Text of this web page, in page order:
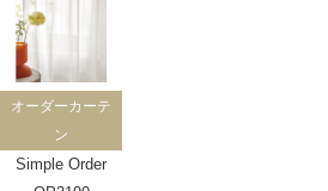
オーダーカーテ
ン
Simple Order